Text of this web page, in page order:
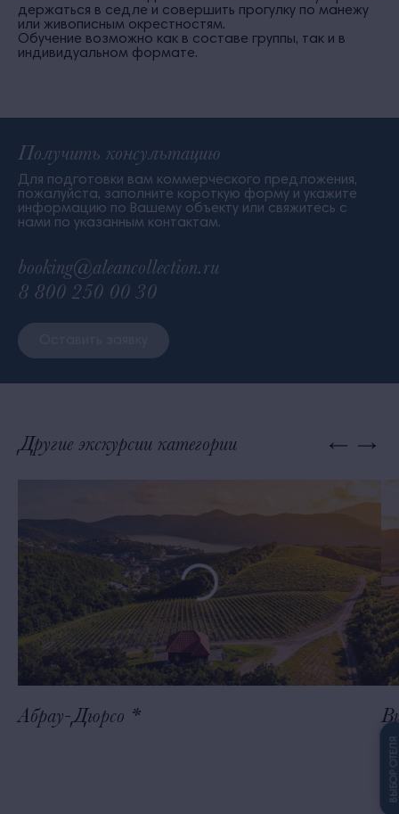
держаться в седле и совершить прогулку по манежу
или живописным окрестностям.
Обучение возможно как в составе группы, так и в
индивидуальном формате.
Получить консультацию
Для подготовки вам коммерческого предложения,
пожалуйста, заполните короткую форму и укажите
информацию по Вашему объекту или свяжитесь с
нами по указанным контактам.
booking@aleancollection.ru
8 800 250 00 30
Другие экскурсии категории
Абрау-Дюрсо *
ВЫБОР ОТЕЛЯ